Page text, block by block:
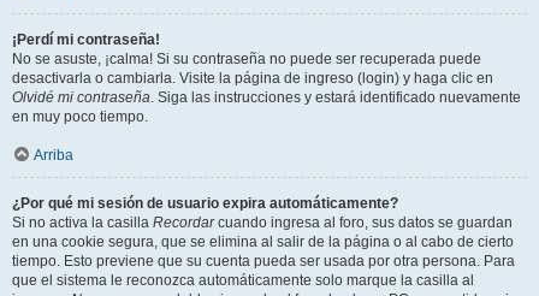
¡Perdí mi contraseña!
No se asuste, ¡calma! Si su contraseña no puede ser recuperada puede
desactivarla o cambiarla. Visite la página de ingreso (login) y haga clic en
Olvidé mi contraseña. Siga las instrucciones y estará identificado nuevamente
en muy poco tiempo.
Arriba
¿Por qué mi sesión de usuario expira automáticamente?
Si no activa la casilla Recordarcuando ingresa al foro, sus datos se guardan
en una cookie segura, que se elimina al salir de la página o al cabo de cierto
tiempo. Esto previene que su cuenta pueda ser usada por otra persona. Para
que el sistema le reconozca automáticamente solo marque la casilla al